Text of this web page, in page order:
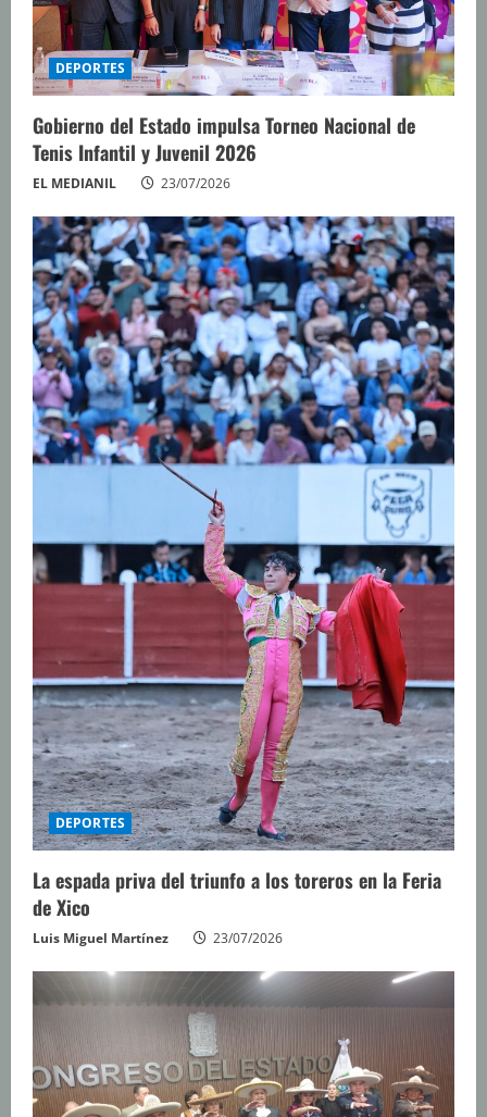
o
DEPORTES
Gobierno del Estado impulsa Torneo Nacional de
Tenis Infantil y Juvenil 2026
EL MEDIANIL 23/07/2026
DEPORTES
La espada priva del triunfo a los toreros en la Feria
de Xico
Luis Miguel Martínez 23/07/2026